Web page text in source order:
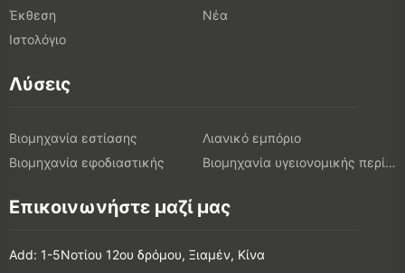
Έκθεση
Νέα
Ιστολόγιο
Λύσεις
Βιομηχανία εστίασης
Λιανικό εμπόριο
Βιομηχανία εφοδιαστικής
Βιομηχανία υγειονομικής περίθαλψης
Επικοινωνήστε μαζί μας
Add: 1-5Νοτίου 12ου δρόμου, Ξιαμέν, Κίνα